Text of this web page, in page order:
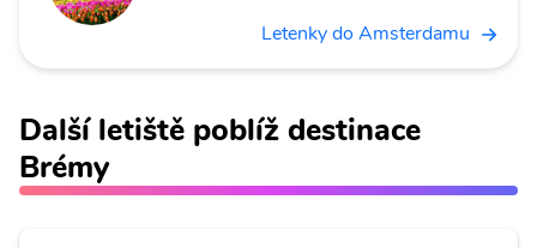
Letenky do Amsterdamu
Další letiště poblíž destinace
Brémy